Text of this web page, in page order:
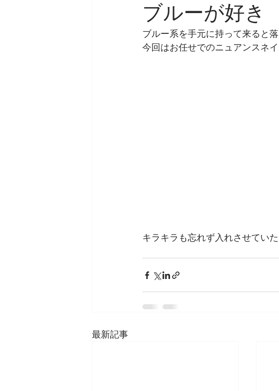
ブルーが好き
ブルー系を手元に持って来ると
今回はお任せでのニュアンスネ
キラキラも忘れず入れさせてい
最新記事